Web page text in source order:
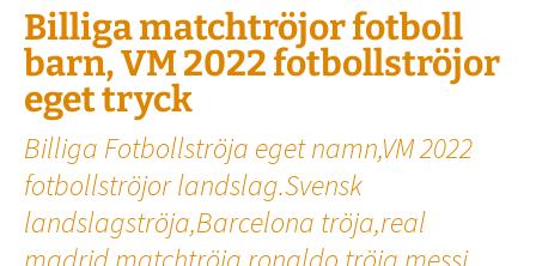
Billiga matchtröjor fotboll
barn, VM 2022 fotbollströjor
eget tryck
Billiga Fotbollströja eget namn,VM 2022
fotbollströjor landslag.Svensk
landslagströja,Barcelona tröja,real